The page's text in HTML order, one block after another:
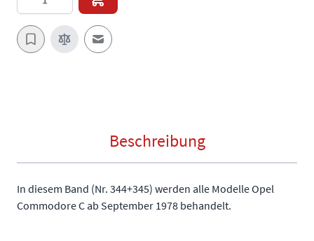
E-Mail an einen Freund
Beschreibung
In diesem Band (Nr. 344+345) werden alle Modelle Opel
Commodore C ab September 1978 behandelt.